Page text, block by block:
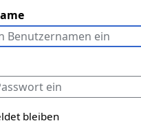
bleiben